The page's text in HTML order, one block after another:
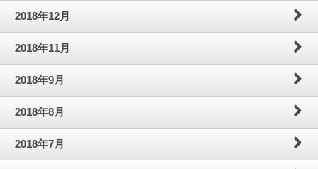
2018年12月
2018年11月
2018年9月
2018年8月
2018年7月